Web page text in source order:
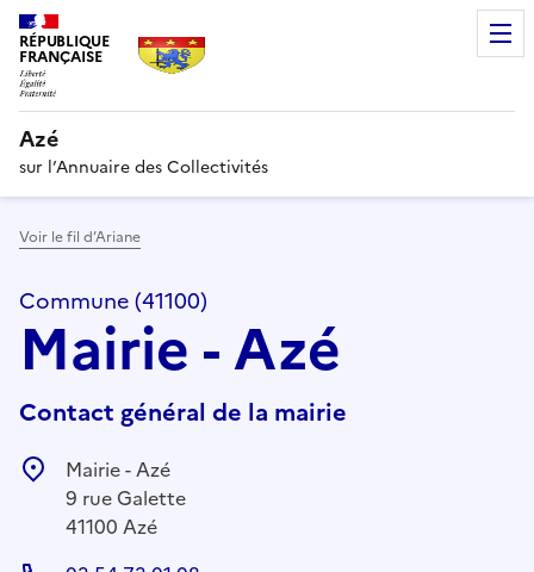
RÉPUBLIQUE
FRANÇAISE
Azé
sur l’Annuaire des Collectivités
Voir le fil d’Ariane
Commune (41100)
Mairie - Azé
Contact général de la mairie
Mairie - Azé
9 rue Galette
41100 Azé